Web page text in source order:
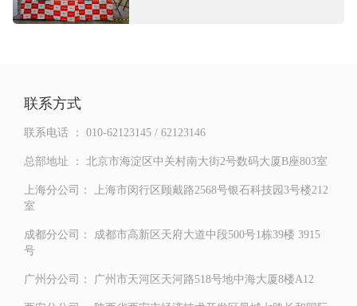
联系方式
联系电话 ： 010-62123145 / 62123146
总部地址 ： 北京市海淀区中关村南大街2号数码大厦B座803室
上海分公司：
上海市闵行区顾戴路2568号银石科技园3号楼212
室
成都分公司：
成都市高新区天府大道中段500号1栋39楼 3915
号
广州分公司： 广州市天河区天河路518号地中海大厦8楼A12